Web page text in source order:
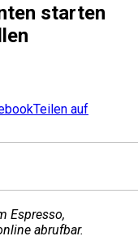
starten
Teilen auf
Espresso,
abrufbar.